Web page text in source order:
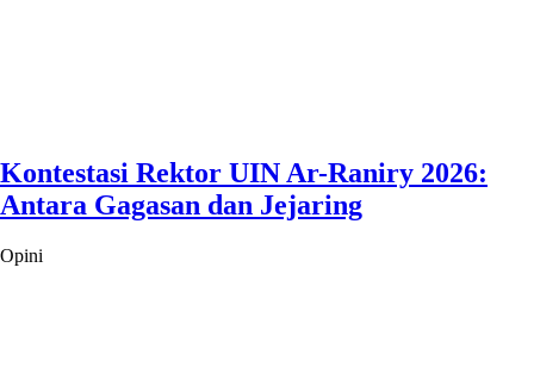
Kontestasi Rektor UIN Ar-Raniry 2026:
Antara Gagasan dan Jejaring
Opini